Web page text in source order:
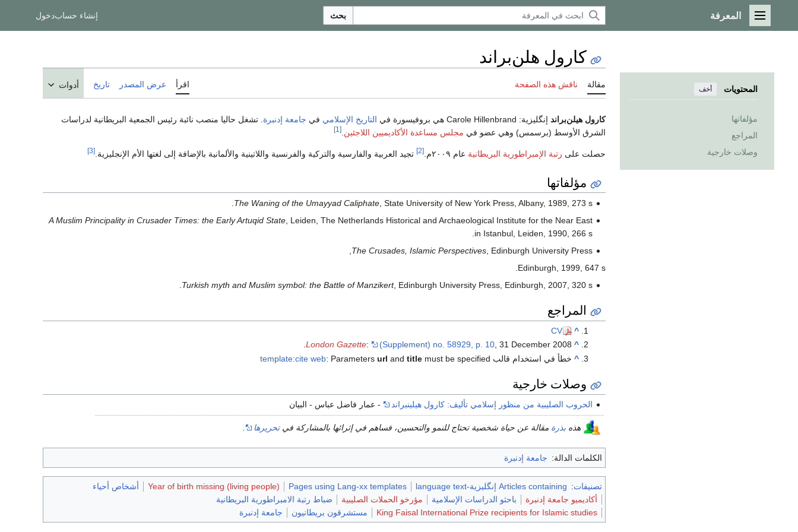
القائمة الرئيسية
المعرفة بحث إنشاء حسابدخول
المحتويات أخف
مؤلفاتها
المراجع
وصلات خارجية
كارول هلن‌براند
مقالة ناقش هذه الصفحة اقرأ عرض المصدر تاريخ أدوات
كارول هيلن‌براند إنگليزية: Carole Hillenbrand هي بروفيسورة في التاريخ الإسلامي في جامعة إدنبرة . تشغل حاليا منصب نائبة رئيس الجمعية البريطانية لدراسات
الشرق الأوسط (برسمس) وهي عضو في مجلس مساعدة الأكاديميين اللاجئين [1]
حصلت على رتبة الإمبراطورية البريطانية عام ٢٠٠٩م. [2] تجيد العربية والفارسية والتركية والفرنسية واللاتينية والألمانية بالإضافة إلى لغتها الأم الإنجليزية. [3]
مؤلفاتها
The Waning of the Umayyad Caliphate, State University of New York Press, Albany, 1989, 273 s.
A Muslim Principality in Crusader Times: the Early Artuqid State, Leiden, The Netherlands Historical and Archaeological Institute for the Near East
in Istanbul, Leiden, 1990, 266 s.
The Crusades, Islamic Perspectives, Edinburgh University Press,
Edinburgh, 1999, 647 s.
Turkish myth and Muslim symbol: the Battle of Manzikert, Edinburgh University Press, Edinburgh, 2007, 320 s.
المراجع
^
CV
^
London Gazette: (Supplement) no. 58929, p. 10, 31 December 2008.
^ خطأ في استخدام قالب template:cite web: Parametersurl andtitle must be specified
وصلات خارجية
الحروب الصليبية من منظور إسلامي تأليف: كارول هيلينبراند - عمار فاضل عباس - البيان
هذه بذرة مقالة عن حياة شخصية تحتاج للنمو والتحسين، فساهم في إثرائها بالمشاركة فيتحريرها
الكلمات الدالة: جامعة إدنبرة
تصنيفات: Articles containing إنگليزية-language text Pages using Lang-xx templates
Year of birth missing (living people)
أشخاص أحياء
أكاديميو جامعة إدنبرة
باحثو الدراسات الإسلامية مؤرخو الحملات الصليبية
ضباط رتبة الامبراطورية البريطانية
King Faisal International Prize recipients for Islamic studies
مستشرقون بريطانيون جامعة إدنبرة